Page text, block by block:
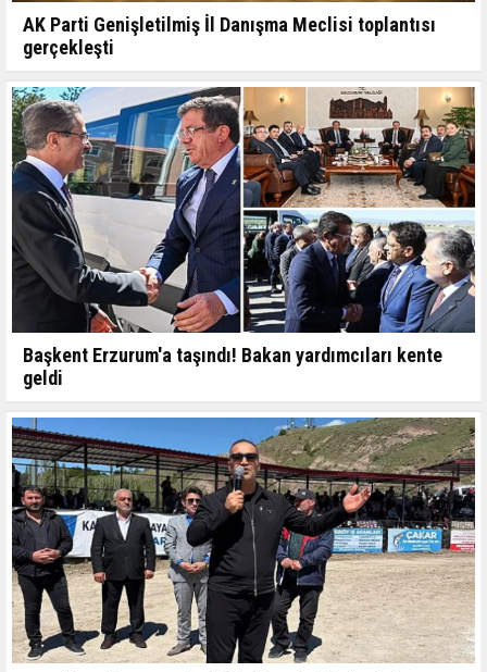
AK Parti Genişletilmiş İl Danışma Meclisi toplantısı
gerçekleşti
Başkent Erzurum'a taşındı! Bakan yardımcıları kente
geldi